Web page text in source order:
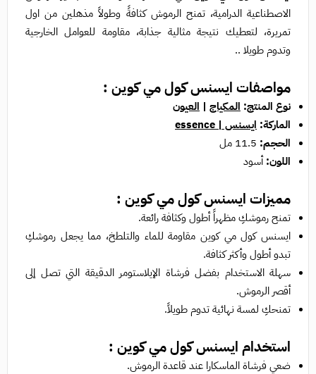
الاصطناعية الدرامية، تمنح الرموش كثافةً وطولاً مذهلين من اول
تمريرة، لتعطيك نتيجة مثالية جذابة، مقاومة للعوامل الخارجية
وتدوم طويلا ..
مواصفات ايسنس كول مي كوين :
نوع المنتج: المكياج | العيون
الماركة: ايسنس | essence
الحجم: 11.5 مل
اللون:أسود
مميزات ايسنس كول مي كوين :
تمنح رموشكِ مظهراً أطول وكثافة رائعة.
ايسنس كول مي كوين مقاومة للماء والتلطخ، مما يجعل رموشكِ
تبدو أطول وأكثر كثافة.
سهلة الاستخدام بفضل فرشاة الإيلاستومر الدقيقة التي تصل إلى
أقصر الرموش.
تمنحكِ لمسة نهائية تدوم طويلاً.
استخدام ايسنس كول مي كوين :
ضعي فرشاة الماسكارا عند قاعدة الرموش.